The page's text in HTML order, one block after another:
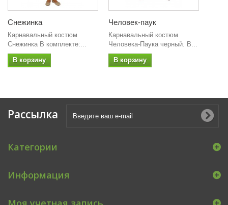
Снежинка
Карнавальный костюм
Снежинка В комплекте:...
В корзину
Человек-паук
Карнавальный костюм
Человека-Паука черный. В...
В корзину
Рассылка
Категории
Информация